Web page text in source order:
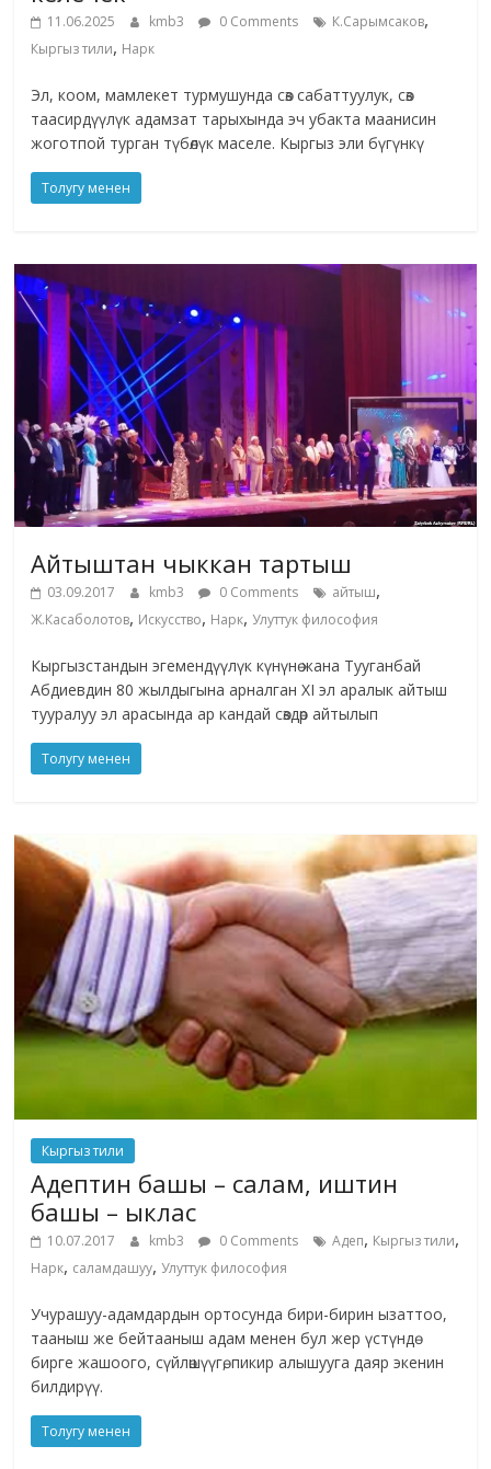
11.06.2025 kmb3 0 Comments К.Сарымсаков,
Кыргыз тили, Нарк
Эл, коом, мамлекет турмушунда сөз сабаттуулук, сөз
таасирдүүлүк адамзат тарыхында эч убакта маанисин
жоготпой турган түбөлүк маселе. Кыргыз эли бүгүнкү
Толугу менен
Айтыштан чыккан тартыш
03.09.2017 kmb3 0 Comments айтыш,
Ж.Касаболотов, Искусство, Нарк, Улуттук философия
Кыргызстандын эгемендүүлүк күнүнө жана Тууганбай
Абдиевдин 80 жылдыгына арналган XI эл аралык айтыш
тууралуу эл арасында ар кандай сөздөр айтылып
Толугу менен
Кыргыз тили
Адептин башы – салам, иштин
башы – ыклас
10.07.2017 kmb3 0 Comments Адеп, Кыргыз тили,
Нарк, саламдашуу, Улуттук философия
Учурашуу-адамдардын ортосунда бири-бирин ызаттоо,
тааныш же бейтааныш адам менен бул жер үстүндө
бирге жашоого, сүйлөшүүгө, пикир алышууга даяр экенин
билдирүү.
Толугу менен